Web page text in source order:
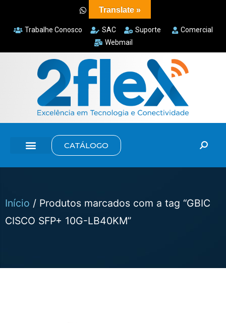
Trabalhe Conosco SAC Suporte
Comercial
Webmail
CATÁLOGO
Início / Produtos marcados com a tag “GBIC
CISCO SFP+ 10G-LB40KM”
Translate »